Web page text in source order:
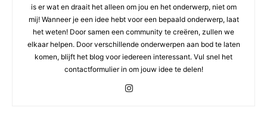
is er wat en draait het alleen om jou en het onderwerp, niet om
mij! Wanneer je een idee hebt voor een bepaald onderwerp, laat
het weten! Door samen een community te creëren, zullen we
elkaar helpen. Door verschillende onderwerpen aan bod te laten
komen, blijft het blog voor iedereen interessant. Vul snel het
contactformulier in om jouw idee te delen!